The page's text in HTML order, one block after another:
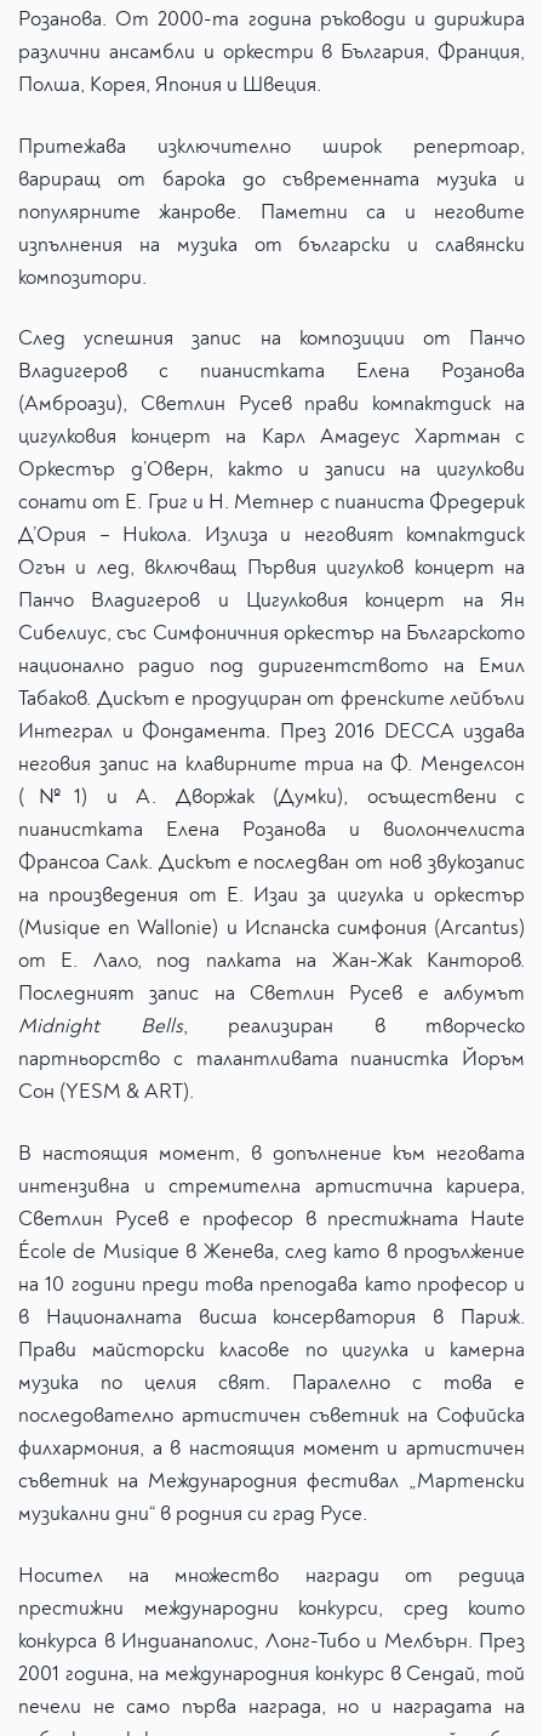
Розанова. От 2000-та година ръководи и дирижира
различни ансамбли и оркестри в България, Франция,
Полша, Корея, Япония и Швеция.
Притежава изключително широк репертоар,
вариращ от барока до съвременната музика и
популярните жанрове. Паметни са и неговите
изпълнения на музика от български и славянски
композитори.
След успешния запис на композиции от Панчо
Владигеров с пианистката Елена Розанова
(Амброази), Светлин Русев прави компактдиск на
цигулковия концерт на Карл Амадеус Хартман с
Оркестър д’Оверн, както и записи на цигулкови
сонати от Е. Григ и Н. Метнер с пианиста Фредерик
Д’Ория – Никола. Излиза и неговият компактдиск
Огън и лед, включващ Първия цигулков концерт на
Панчо Владигеров и Цигулковия концерт на Ян
Сибелиус, със Симфоничния оркестър на Българското
национално радио под диригентството на Емил
Табаков. Дискът е продуциран от френските лейбъли
Интеграл и Фондамента. През 2016 DECCA издава
неговия запис на клавирните триа на Ф. Менделсон
(№1) и А. Дворжак (Думки), осъществени с
пианистката Елена Розанова и виолончелиста
Франсоа Салк. Дискът е последван от нов звукозапис
на произведения от Е. Изаи за цигулка и оркестър
(Musique en Wallonie) и Испанска симфония (Arcantus)
от Е. Лало, под палката на Жан-Жак Канторов.
Последният запис на Светлин Русев е албумът
Midnight Bells, реализиран в творческо
партньорство с талантливата пианистка Йоръм
Сон (YESM & ART).
В настоящия момент, в допълнение към неговата
интензивна и стремителна артистична кариера,
Светлин Русев е професор в престижната Haute
École de Musique в Женева, след като в продължение
на 10 години преди това преподава като професор и
в Националната висша консерватория в Париж.
Прави майсторски класове по цигулка и камерна
музика по целия свят. Паралелно с това е
последователно артистичен съветник на Софийска
филхармония, а в настоящия момент и артистичен
съветник на Международния фестивал „Мартенски
музикални дни“ в родния си град Русе.
Носител на множество награди от редица
престижни международни конкурси, сред които
конкурса в Индианаполис, Лонг-Тибо и Мелбърн. През
2001 година, на международния конкурс в Сендай, той
печели не само първа награда, но и наградата на